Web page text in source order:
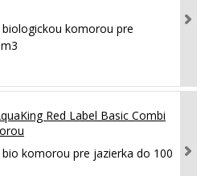
komorou pre
Red Label Basic Combi
komorou pre jazierka do 100